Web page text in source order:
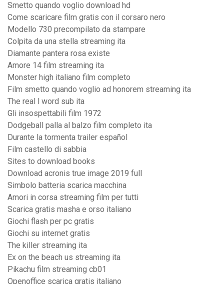
Smetto quando voglio download hd
Come scaricare film gratis con il corsaro nero
Modello 730 precompilato da stampare
Colpita da una stella streaming ita
Diamante pantera rosa existe
Amore 14 film streaming ita
Monster high italiano film completo
Film smetto quando voglio ad honorem streaming ita
The real l word sub ita
Gli insospettabili film 1972
Dodgeball palla al balzo film completo ita
Durante la tormenta trailer español
Film castello di sabbia
Sites to download books
Download acronis true image 2019 full
Simbolo batteria scarica macchina
Amori in corsa streaming film per tutti
Scarica gratis masha e orso italiano
Giochi flash per pc gratis
Giochi su internet gratis
The killer streaming ita
Ex on the beach us streaming ita
Pikachu film streaming cb01
Openoffice scarica gratis italiano